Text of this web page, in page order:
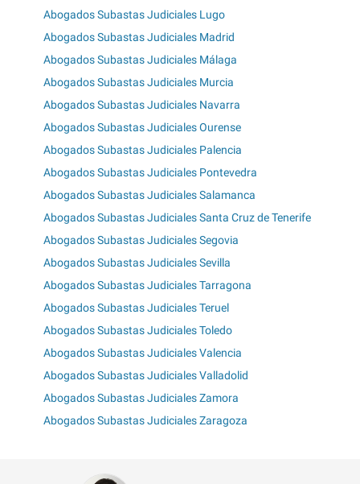
Abogados Subastas Judiciales Lugo
Abogados Subastas Judiciales Madrid
Abogados Subastas Judiciales Málaga
Abogados Subastas Judiciales Murcia
Abogados Subastas Judiciales Navarra
Abogados Subastas Judiciales Ourense
Abogados Subastas Judiciales Palencia
Abogados Subastas Judiciales Pontevedra
Abogados Subastas Judiciales Salamanca
Abogados Subastas Judiciales Santa Cruz de Tenerife
Abogados Subastas Judiciales Segovia
Abogados Subastas Judiciales Sevilla
Abogados Subastas Judiciales Tarragona
Abogados Subastas Judiciales Teruel
Abogados Subastas Judiciales Toledo
Abogados Subastas Judiciales Valencia
Abogados Subastas Judiciales Valladolid
Abogados Subastas Judiciales Zamora
Abogados Subastas Judiciales Zaragoza